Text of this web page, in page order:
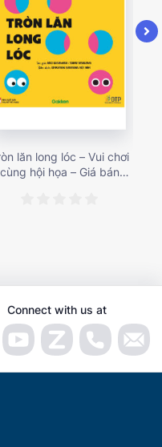
lăn long lóc – Vui chơi
cùng hội họa – Giá bán
Connect with us at